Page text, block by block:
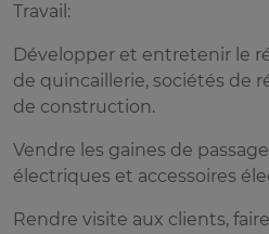
Travail:
Développer et entretenir le
de quincaillerie, sociétés de
de construction.
Vendre les gaines de
électriques et accessoires
Rendre visite aux clients,